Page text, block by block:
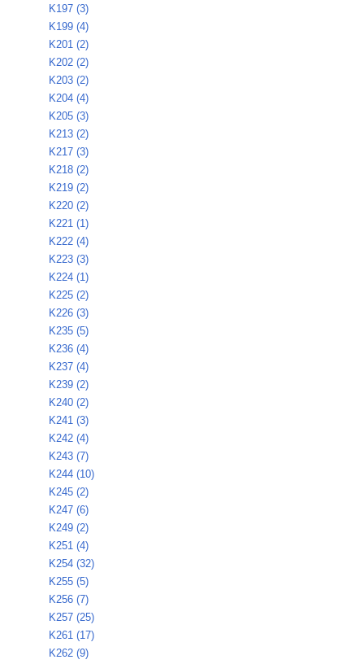
K197 (3)
K199 (4)
K201 (2)
K202 (2)
K203 (2)
K204 (4)
K205 (3)
K213 (2)
K217 (3)
K218 (2)
K219 (2)
K220 (2)
K221 (1)
K222 (4)
K223 (3)
K224 (1)
K225 (2)
K226 (3)
K235 (5)
K236 (4)
K237 (4)
K239 (2)
K240 (2)
K241 (3)
K242 (4)
K243 (7)
K244 (10)
K245 (2)
K247 (6)
K249 (2)
K251 (4)
K254 (32)
K255 (5)
K256 (7)
K257 (25)
K261 (17)
K262 (9)